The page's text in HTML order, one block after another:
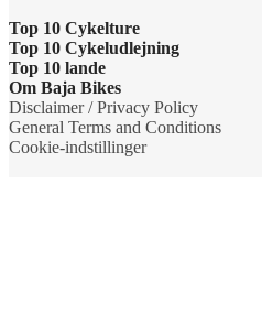
Top 10 Cykelture
Cykeltur i Barcelona: højdepunkterne
Cykeltur i Berlin: højdepunkterne
Tur til Paris: højdepunkter
Top 10 Cykeludlejning
Barcelona Cykeludlejning
Berlin Cykeludlejning
Paris Cykeludlejning
Top 10 lande
Cykelture i Holland
Cykelture i Portugal
Om Baja Bikes
Kontakt os
Disclaimer / Privacy Policy
General Terms and Conditions
Cookie-indstillinger